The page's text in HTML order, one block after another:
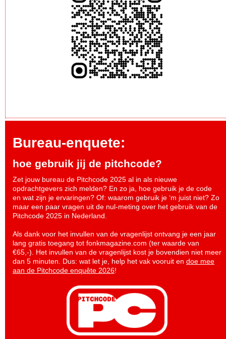
Bureau-enquete:
hoe gebruik jij de pitchcode?
Zet jouw bureau de Pitchcode 2025 al in als nieuwe
opdrachtgevers zich melden? En zo ja, hoe gebruik je de code
en wat zijn je ervaringen? Of: waarom gebruik je ‘m juist niet? Zo
maar een paar vragen uit de nul-meting over het gebruik van de
Pitchcode 2025 in Nederland.
Als dank voor het invullen van de vragenlijst ontvang je een jaar
lang gratis toegang tot fonkmagazine.com (ter waarde van
€65,-). Het invullen van de vragenlijst kost je bovendien niet meer
dan 5 minuten. Dus: wat let je, help het vak vooruit en doe mee
aan de Pitchcode enquête 2026!